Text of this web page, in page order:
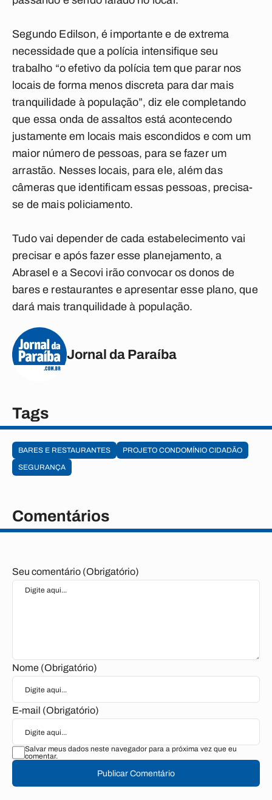
Segundo Edilson, é importante e de extrema
necessidade que a polícia intensifique seu
trabalho “o efetivo da polícia tem que parar nos
locais de forma menos discreta para dar mais
tranquilidade à população”, diz ele completando
que essa onda de assaltos está acontecendo
justamente em locais mais escondidos e com um
maior número de pessoas, para se fazer um
arrastão. Nesses locais, para ele, além das
câmeras que identificam essas pessoas, precisa-
se de mais policiamento.
Tudo vai depender de cada estabelecimento vai
precisar e após fazer esse planejamento, a
Abrasel e a Secovi irão convocar os donos de
bares e restaurantes e apresentar esse plano, que
dará mais tranquilidade à população.
Jornal da Paraíba
Tags
BARES E RESTAURANTES
PROJETO CONDOMÍNIO CIDADÃO
SEGURANÇA
Comentários
Seu comentário (Obrigatório)
Nome (Obrigatório)
E-mail (Obrigatório)
Salvar meus dados neste navegador para a próxima vez que eu
comentar.
Publicar Comentário